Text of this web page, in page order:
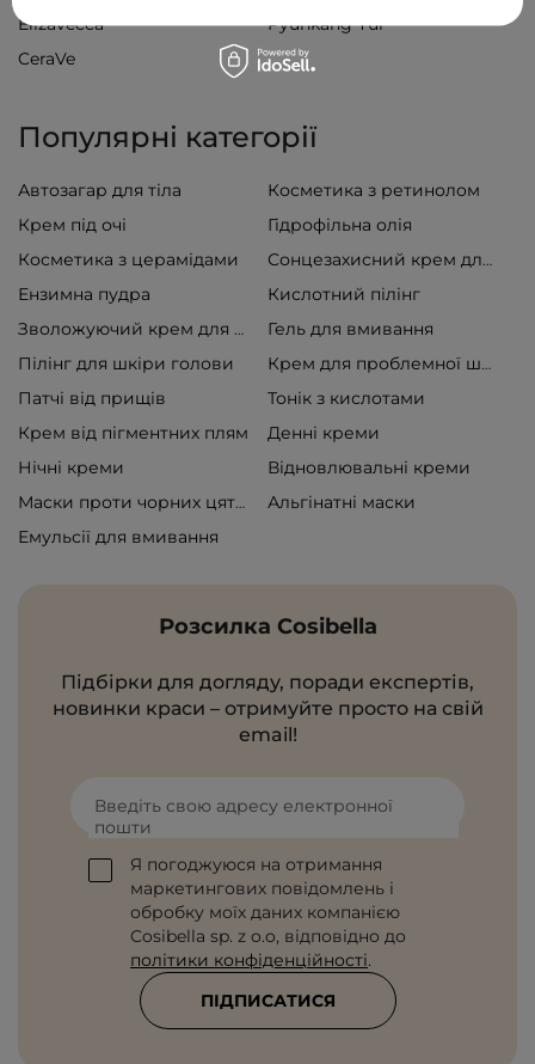
Elizavecca
Pyunkang Yul
CeraVe
Популярні категорії
Автозагар для тіла
Косметика з ретинолом
Крем під очі
Гідрофільна олія
Косметика з церамідами
Сонцезахисний крем для обличчя
Ензимна пудра Кислотний пілінг
Зволожуючий крем для обличчя
Гель для вмивання
Пілінг для шкіри голови
Крем для проблемної шкіри
Патчі від прищів
Тонік з кислотами
Крем від пігментних плям
Денні креми
Нічні креми
Відновлювальні креми
Маски проти чорних цяток
Альгінатні маски
Емульсії для вмивання
Розсилка Cosibella
Підбірки для догляду, поради експертів,
новинки краси – отримуйте просто на свій
email!
Введіть свою адресу електронної
пошти
Я погоджуюся на отримання
маркетингових повідомлень і
обробку моїх даних компанією
Cosibella sp. z o.o, відповідно до
політики конфіденційності.
ПІДПИСАТИСЯ